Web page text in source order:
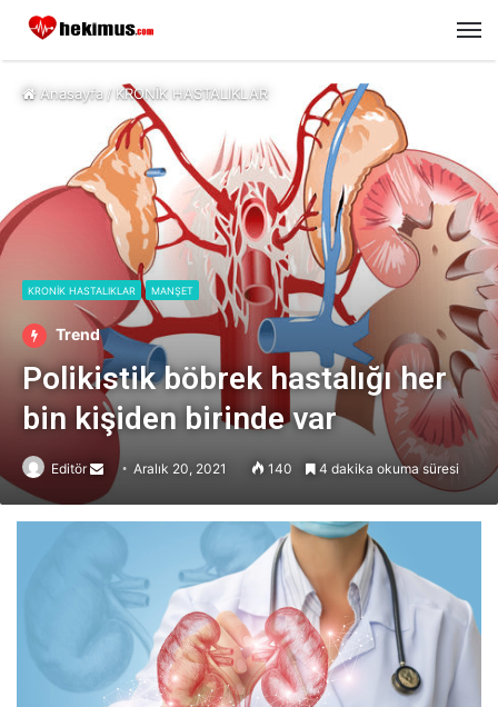
Anasayfa/KRONİK HASTALIKLAR
KRONİK HASTALIKLAR MANŞET
Trend
Polikistik böbrek hastalığı her
bin kişiden birinde var
Editör
Send
an
email
Aralık 20, 2021 140 4 dakika okuma süresi